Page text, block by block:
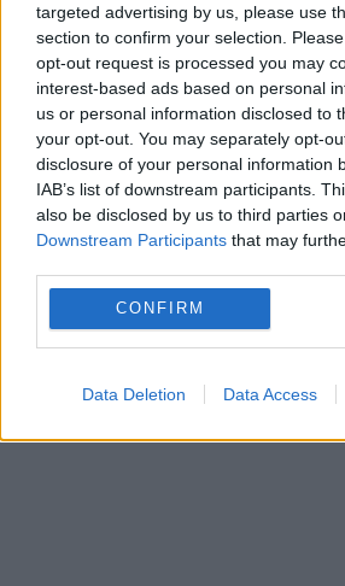
targeted advertising by us, please use
section to confirm your selection.
opt-out request is processed you may
interest-based ads based on personal
us or personal information disclosed to
your opt-out. You may separately opt-
disclosure of your personal information
IAB’s list of downstream participants.
also be disclosed by us to third parties
Downstream Participants that may
CONFIRM
Data Deletion Data Access
zilele de concediu și
alde alina gorghiu antena
dacian ciolos guvern
Raluca Pruna
romania tv